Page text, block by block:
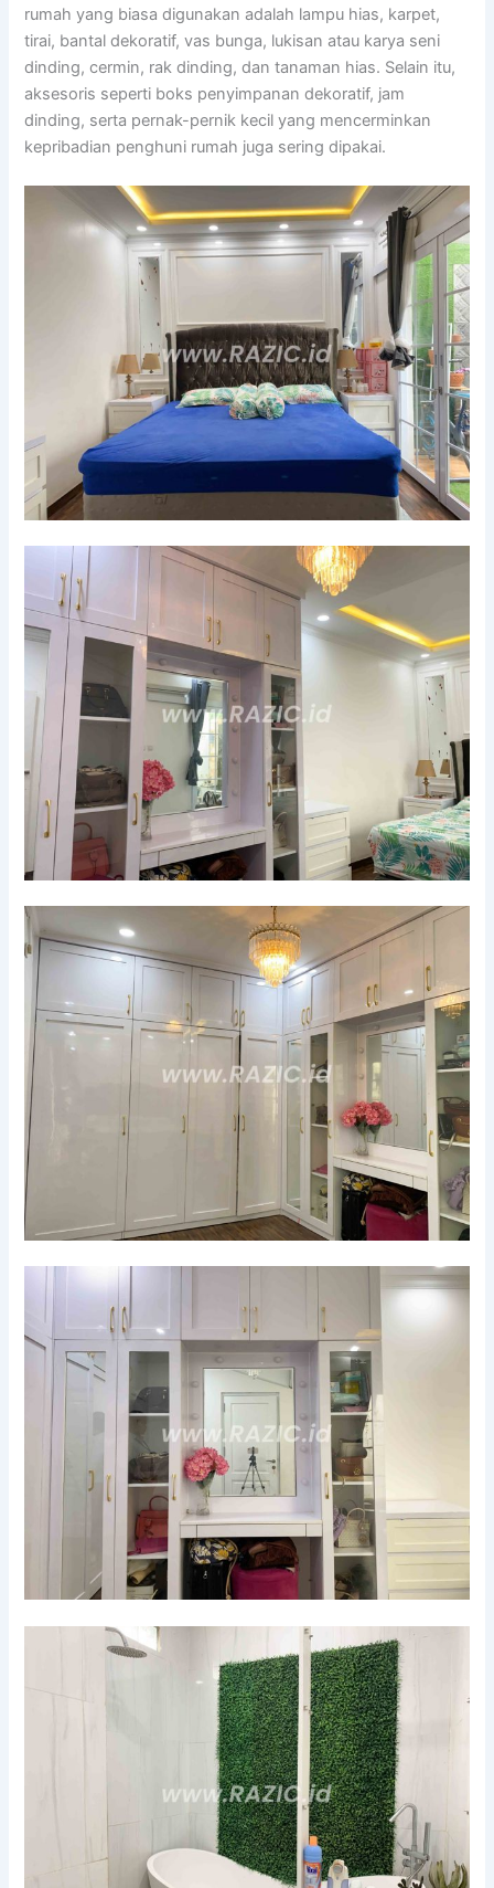
rumah yang biasa digunakan adalah lampu hias, karpet,
tirai, bantal dekoratif, vas bunga, lukisan atau karya seni
dinding, cermin, rak dinding, dan tanaman hias. Selain itu,
aksesoris seperti boks penyimpanan dekoratif, jam
dinding, serta pernak-pernik kecil yang mencerminkan
kepribadian penghuni rumah juga sering dipakai.